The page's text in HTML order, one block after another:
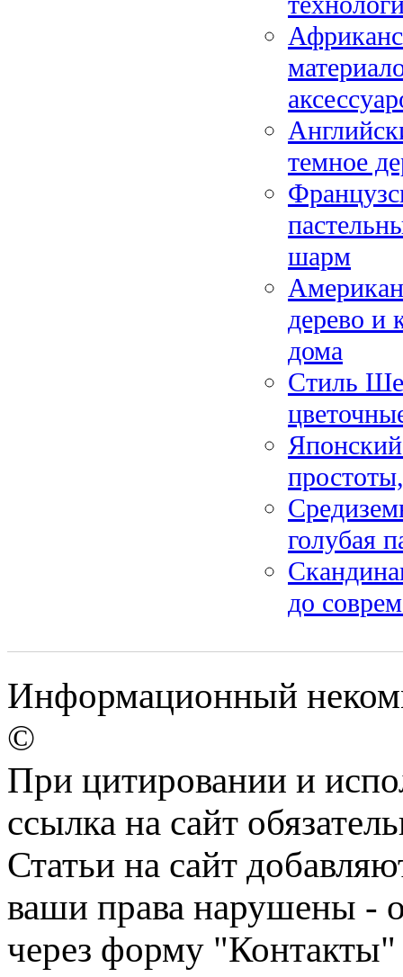
темное
шарм
дерево и
дома
Стиль
голубая
до
Информационный
©
При цитировании и
ссылка на сайт
Статьи на сайт
ваши права нарушены -
через форму "Контакты"